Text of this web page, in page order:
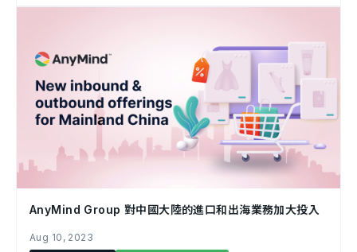
AnyMind Group 對中國大陸的進口和出海業務加大投入
Aug 10, 2023